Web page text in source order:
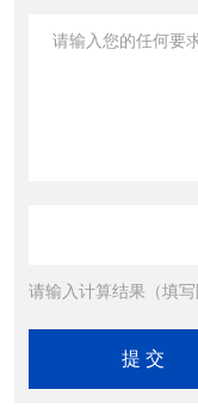
请输入计算结果（填